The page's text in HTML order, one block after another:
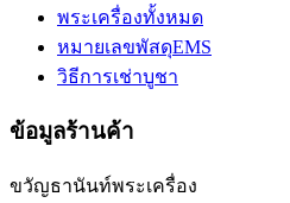
พระเครื่องทั้งหมด
หมายเลขพัสดุEMS
วิธีการเช่าบูชา
ข้อมูลร้านค้า
ขวัญธานันท์พระเครื่อง